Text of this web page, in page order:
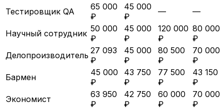
Тестировщик QA
65 000
₽
45 000
₽
— —
Научный сотрудник 50 000
₽
45 000
₽
120 000
₽
80 000
₽
Делопроизводитель 27 093
₽
45 000
₽
80 500
₽
70 000
₽
Бармен
45 000
₽
43 750
₽
77 500
₽
43 150
₽
Экономист
63 950
₽
42 750
₽
60 000
₽
70 000
₽